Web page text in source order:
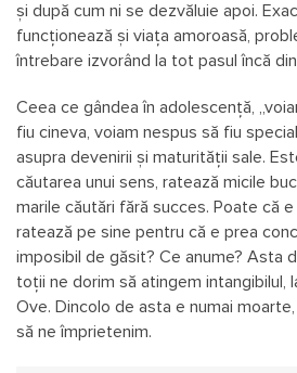
și după cum ni se dezvăluie apoi.
funcționează și viața amoroasă,
întrebare izvorând la tot pasul încă
Ceea ce gândea în adolescență,
fiu cineva, voiam nespus să fiu
asupra devenirii și maturității sale.
căutarea unui sens, ratează micile
marile căutări fără succes. Poate că
ratează pe sine pentru că e prea
imposibil de găsit? Ce anume? Asta
toții ne dorim să atingem intangibilul,
Ove. Dincolo de asta e numai
să ne împrietenim.